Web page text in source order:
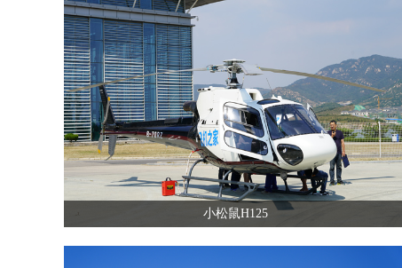
小松鼠H125